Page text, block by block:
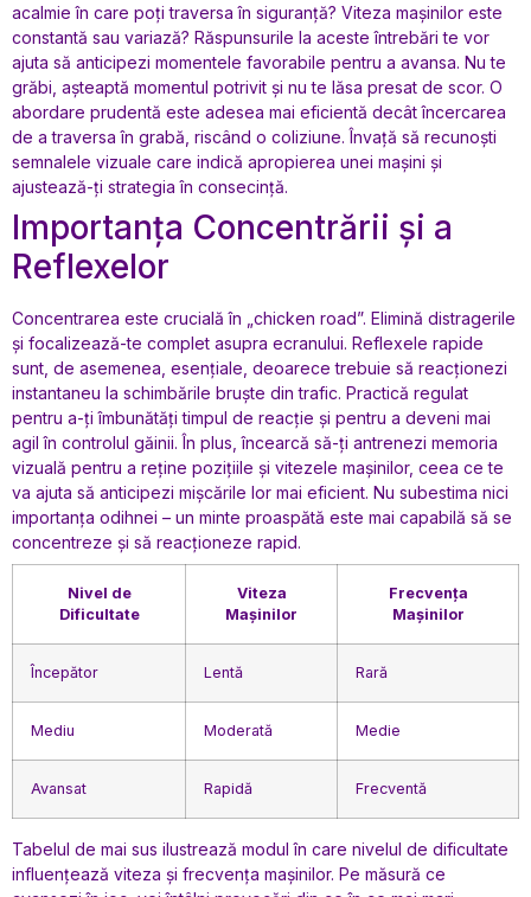
acalmie în care poți traversa în siguranță? Viteza mașinilor este
constantă sau variază? Răspunsurile la aceste întrebări te vor
ajuta să anticipezi momentele favorabile pentru a avansa. Nu te
grăbi, așteaptă momentul potrivit și nu te lăsa presat de scor. O
abordare prudentă este adesea mai eficientă decât încercarea
de a traversa în grabă, riscând o coliziune. Învață să recunoști
semnalele vizuale care indică apropierea unei mașini și
ajustează-ți strategia în consecință.
Importanța Concentrării și a
Reflexelor
Concentrarea este crucială în „chicken road”. Elimină distragerile
și focalizează-te complet asupra ecranului. Reflexele rapide
sunt, de asemenea, esențiale, deoarece trebuie să reacționezi
instantaneu la schimbările bruște din trafic. Practică regulat
pentru a-ți îmbunătăți timpul de reacție și pentru a deveni mai
agil în controlul găinii. În plus, încearcă să-ți antrenezi memoria
vizuală pentru a reține pozițiile și vitezele mașinilor, ceea ce te
va ajuta să anticipezi mișcările lor mai eficient. Nu subestima nici
importanța odihnei – un minte proaspătă este mai capabilă să se
concentreze și să reacționeze rapid.
Nivel de
Dificultate
Viteza
Mașinilor
Frecvența
Mașinilor
Începător Lentă Rară
Mediu Moderată Medie
Avansat Rapidă Frecventă
Tabelul de mai sus ilustrează modul în care nivelul de dificultate
influențează viteza și frecvența mașinilor. Pe măsură ce